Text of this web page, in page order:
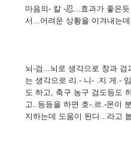
마음의- 칼 -忍...효과가 좋은
서...어려운 상황을 이겨내는
뇌-검...뇌로 생각으로 창과
는 생각으로 리.- 니- .지 게.-
도 하고, 축구 농구 검도등도
고..등등을 하면 호-.르.-몬이
지하는데 도움이 된다...라고